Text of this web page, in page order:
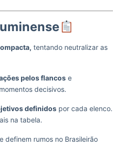
tentando neutralizar as
pelos flancos e
decisivos.
definidos por cada elenco.
na tabela.
definem rumos no Brasileirão